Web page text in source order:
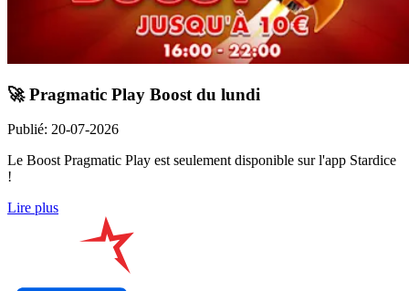
🚀 Pragmatic Play Boost du lundi
Publié: 20-07-2026
Le Boost Pragmatic Play est seulement disponible sur l'app Stardice
!
Lire plus